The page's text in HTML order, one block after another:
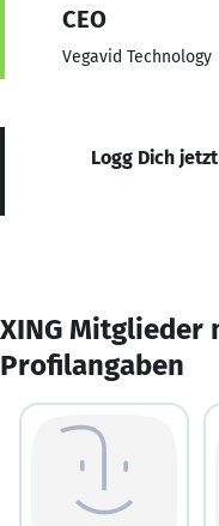
CEO
Vegavid Technology
Logg Dich
XING Mitglieder
Profilangaben